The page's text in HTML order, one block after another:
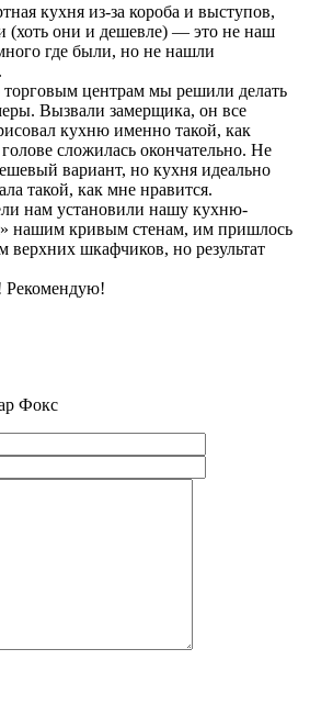
кухня из-за короба и выступов,
(хоть они и дешевле) — это не наш
где были, но не нашли
торговым центрам мы решили делать
Вызвали замерщика, он все
кухню именно такой, как
сложилась окончательно. Не
вариант, но кухня идеально
такой, как мне нравится.
нам установили нашу кухню-
нашим кривым стенам, им пришлось
верхних шкафчиков, но результат
Рекомендую!
Фокс